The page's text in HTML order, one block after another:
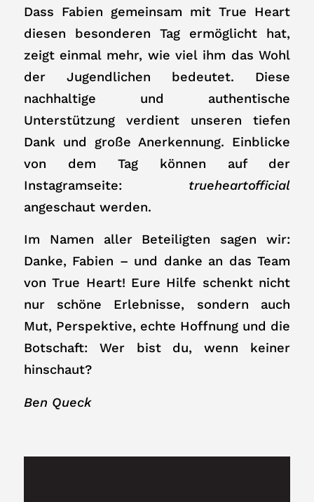
Dass Fabien gemeinsam mit True Heart
diesen besonderen Tag ermöglicht hat,
zeigt einmal mehr, wie viel ihm das Wohl
der Jugendlichen bedeutet. Diese
nachhaltige und authentische
Unterstützung verdient unseren tiefen
Dank und große Anerkennung. Einblicke
von dem Tag können auf der
Instagramseite: trueheartofficial
angeschaut werden.
Im Namen aller Beteiligten sagen wir:
Danke, Fabien – und danke an das Team
von True Heart! Eure Hilfe schenkt nicht
nur schöne Erlebnisse, sondern auch
Mut, Perspektive, echte Hoffnung und die
Botschaft: Wer bist du, wenn keiner
hinschaut?
Ben Queck